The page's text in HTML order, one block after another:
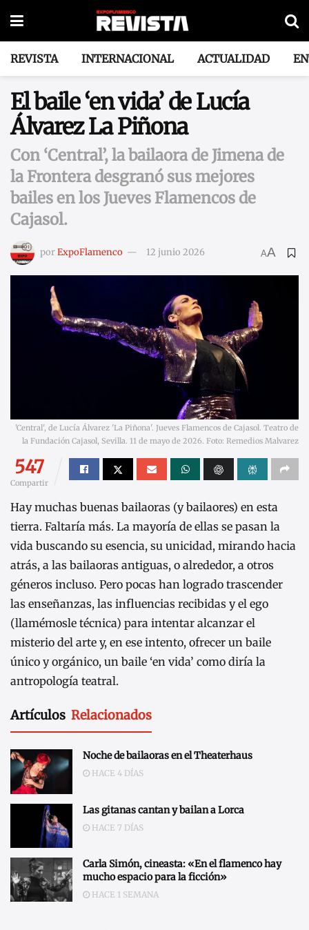
REVISTA INTERNACIONAL ACTUALIDAD
El baile ‘en vida’ de Lucía
Álvarez La Piñona
Con ‘Central’, la bailaora de Jimena de
la Frontera desgranó sus mejores
bailes en los Jueves Flamencos de
Cajasol.
porExpoFlamenco 12 junio 2026 AA
'Central', de Lucía Álvarez 'La Piñona'. Jueves Flamencos de Cajasol. Teatro de
la Fundación Cajasol, Sevilla. 11 de mayo de 2026. Foto: Remedios Malvarez
547
Compartir
Hay muchas buenas bailaoras (y bailaores) en esta
tierra. Faltaría más. La mayoría de ellas se pasan la
vida buscando su esencia, su unicidad, mirando hacia
atrás, a las bailaoras antiguas, o alrededor, a otros
géneros incluso. Pero pocas han logrado trascender
las enseñanzas, las influencias recibidas y el ego
(llamémosle técnica) para intentar alcanzar el
misterio del arte y, en ese intento, ofrecer un baile
único y orgánico, un baile ‘en vida’ como diría la
antropología teatral.
Artículos Relacionados
Noche de bailaoras en el Theaterhaus
HACE 4 DÍAS
Las gitanas cantan y bailan a Lorca
HACE 7 DÍAS
Carla Simón, cineasta: «En el flamenco hay
mucho espacio para la ficción»
HACE 1 SEMANA